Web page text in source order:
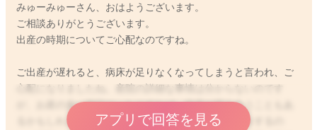
みゅーみゅーさん、おはようございます。
ご相談ありがとうございます。
出産の時期についてご心配なのですね。
ご出産が遅れると、病床が足りなくなってしまうと言われ、ご
心配になりましたね。産院の詳細な事情は分からないのです
が、お産の多い施設だったりすれば、病床が混み合うこともあ
るかもしれませんね。ですが、ベッドコントロールをするの
アプリで回答を見る